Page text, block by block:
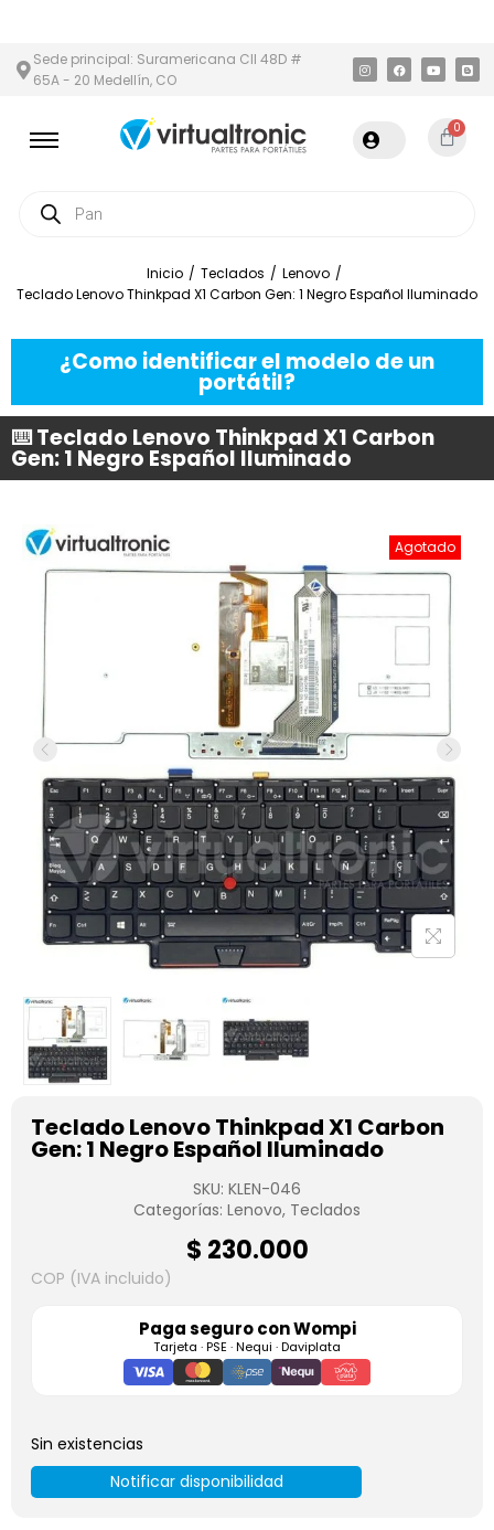
Sede principal: Suramericana Cll 48D #
65A - 20 Medellín, CO
0
Inicio / Teclados / Lenovo /
Teclado Lenovo Thinkpad X1 Carbon Gen: 1 Negro Español Iluminado
¿Como identificar el modelo de un
portátil?
⌨️ Teclado Lenovo Thinkpad X1 Carbon
Gen: 1 Negro Español Iluminado
Agotado
Teclado Lenovo Thinkpad X1 Carbon
Gen: 1 Negro Español Iluminado
SKU: KLEN-046
Categorías: Lenovo, Teclados
$ 230.000
COP (IVA incluido)
Paga seguro conWompi
Tarjeta · PSE · Nequi · Daviplata
Sin existencias
Notificar disponibilidad